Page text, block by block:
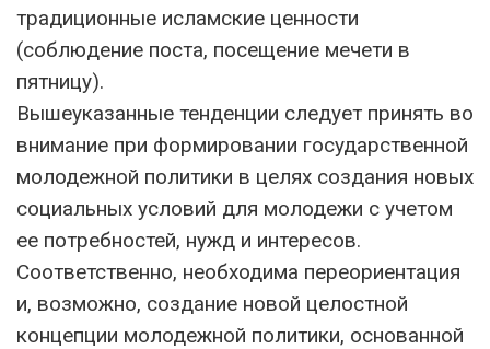
традиционные исламские ценности
(соблюдение поста, посещение мечети в
пятницу).
Вышеуказанные тенденции следует принять во
внимание при формировании государственной
молодежной политики в целях создания новых
социальных условий для молодежи с учетом
ее потребностей, нужд и интересов.
Соответственно, необходима переориентация
и, возможно, создание новой целостной
концепции молодежной политики, основанной